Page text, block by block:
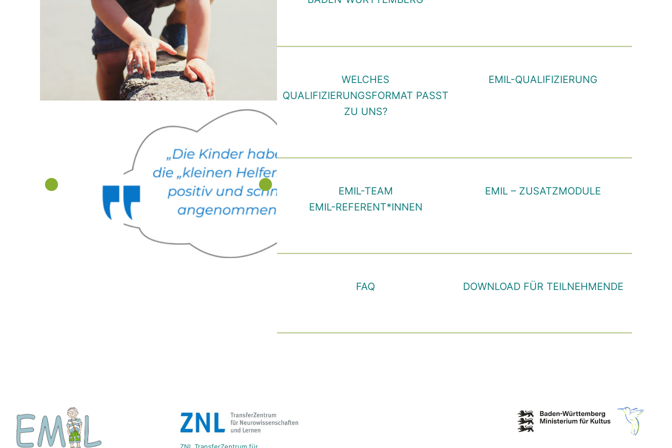
WELCHES
QUALIFIZIERUNGSFORMAT PASST
ZU UNS?
EMIL-QUALIFIZIERUNG
EMIL-TEAM
EMIL-REFERENT*INNEN
EMIL – ZUSATZMODULE
FAQ DOWNLOAD FÜR TEILNEHMENDE